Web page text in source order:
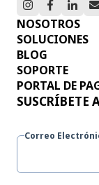
NOSOTROS
SOLUCIONES
BLOG
SOPORTE
PORTAL DE
SUSCRÍBETE
Correo